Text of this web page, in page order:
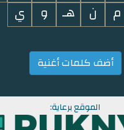
م ن هـ و ي
أضف كلمات أغنية
الموقع برعاية: